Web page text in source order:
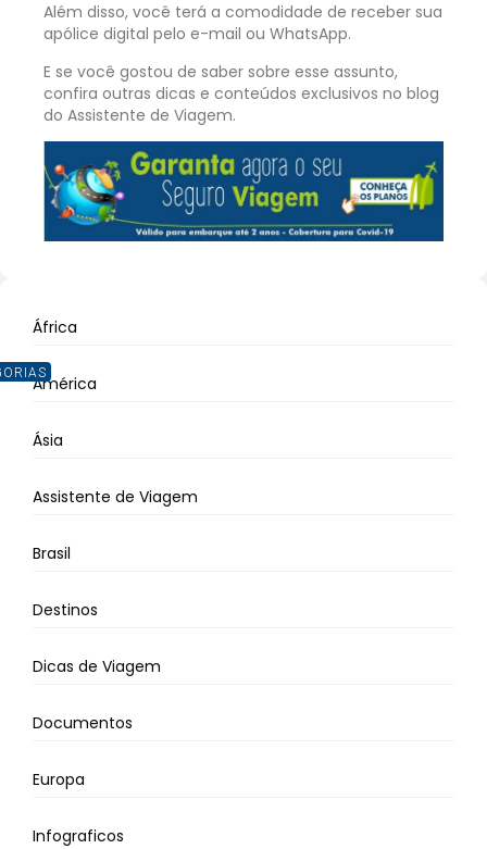
Além disso, você terá a comodidade de receber sua
apólice digital pelo e-mail ou WhatsApp.
E se você gostou de saber sobre esse assunto,
confira outras dicas e conteúdos exclusivos no blog
do Assistente de Viagem.
África
América
Ásia
Assistente de Viagem
Brasil
Destinos
Dicas de Viagem
Documentos
Europa
Infograficos